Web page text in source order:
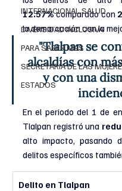
INTERNACIONAL SALUD
DIVERSIDAD INCLUSIVA
PARA SABER MAS
SECRETARIA DE LAS
ESTADOS
12.57% comparado con
la demarcación con la
"Tlalpan se
alcaldías con
y con una
En el periodo del 1 de
Tlalpan registró una
alto impacto, pasando
delitos específicos
Delito en Tlalpan